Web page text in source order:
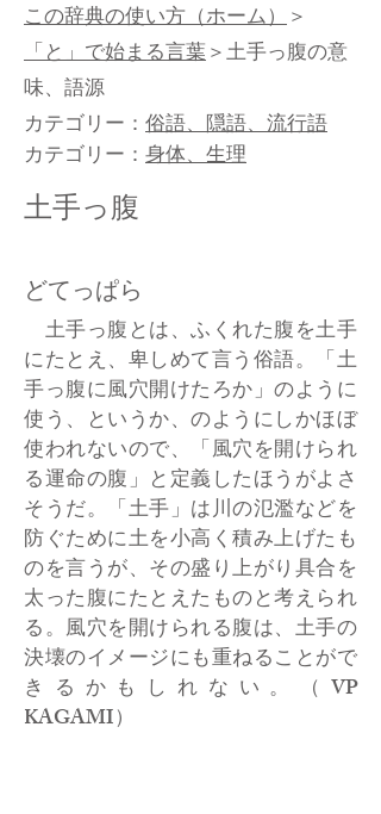
この辞典の使い方（ホーム）＞
「と」で始まる言葉＞土手っ腹の意
味、語源
カテゴリー： 俗語、隠語、流行語
カテゴリー： 身体、生理
土手っ腹
どてっぱら
土手っ腹とは、ふくれた腹を土手
にたとえ、卑しめて言う俗語。「土
手っ腹に風穴開けたろか」のように
使う、というか、のようにしかほぼ
使われないので、「風穴を開けられ
る運命の腹」と定義したほうがよさ
そうだ。「土手」は川の氾濫などを
防ぐために土を小高く積み上げたも
のを言うが、その盛り上がり具合を
太った腹にたとえたものと考えられ
る。風穴を開けられる腹は、土手の
決壊のイメージにも重ねることがで
きるかもしれない。（VP
KAGAMI）